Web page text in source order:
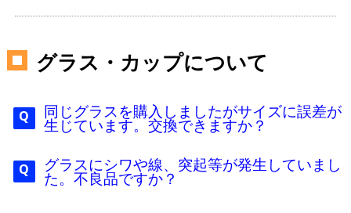
グラス・カップについて
同じグラスを購入しましたがサイズに誤差が
生じています。交換できますか？
グラスにシワや線、突起等が発生していまし
た。不良品ですか？